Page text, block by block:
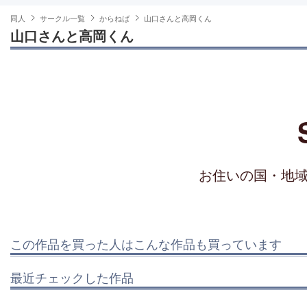
同人 サークル一覧 からねば 山口さんと高岡くん
山口さんと高岡くん
お住いの国・地
この作品を買った人はこんな作品も買っています
最近チェックした作品